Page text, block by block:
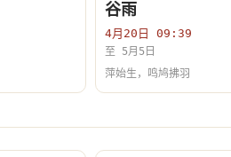
谷雨
4月20日 09:39
至 5月5日
萍始生，鸣鸠拂羽